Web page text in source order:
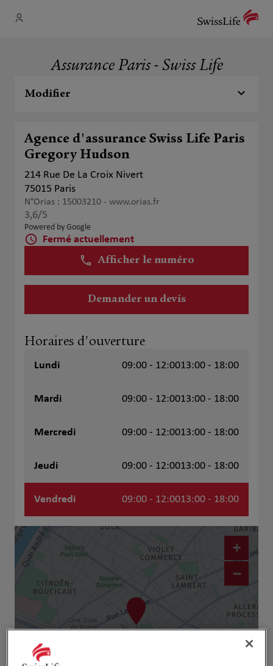
Assurance Paris - Swiss Life
Modifier
Agence d'assurance Swiss Life Paris
Gregory Hudson
214 Rue De La Croix Nivert
75015 Paris
N°Orias : 15003210 - www.orias.fr
3,6/5
Powered by Google
Fermé actuellement
Afficher le numéro
Demander un devis
Horaires d'ouverture
Lundi 09:00 - 12:0013:00 - 18:00
Mardi 09:00 - 12:0013:00 - 18:00
Mercredi 09:00 - 12:0013:00 - 18:00
Jeudi 09:00 - 12:0013:00 - 18:00
Vendredi 09:00 - 12:0013:00 - 18:00
+
−